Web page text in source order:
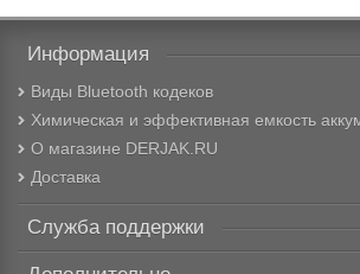
Информация
Виды Bluetooth кодеков
Химическая и эффективная емкость
О магазине DERJAK.RU
Доставка
Служба поддержки